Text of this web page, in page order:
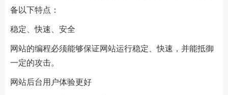
备以下特点：
稳定、快速、安全
网站的编程必须能够保证网站运行稳定、快速，并能抵御
一定的攻击。
网站后台用户体验更好